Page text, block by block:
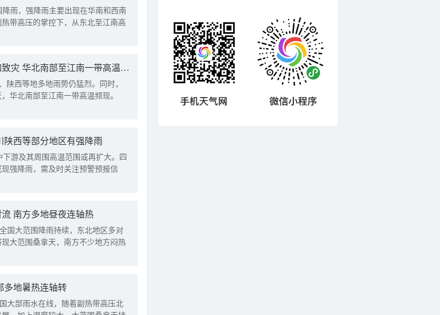
雨，强降雨主要出现在华南和西南
带高压的掌控下，从东北至江南高
四川陕西等地需警惕降雨叠加致灾 华北南部至江南一带高温频现
陕西等地多地雨势仍猛烈。同时，
华北南部至江南一带高温频现。
陕西等部分地区有强降雨
游及其周围高温范围或再扩大。四
强降雨，需及时关注预警预报信
南方多地昼夜连轴热
国大范围降雨持续，东北地区多对
大范围桑拿天，南方不少地方闷热
多地暑热连轴转
大部雨水在线，随着副热带高压北